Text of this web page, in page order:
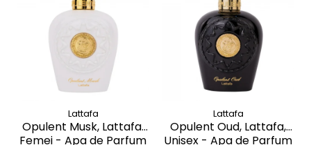
Lattafa
Opulent Musk, Lattafa,
Femei - Apa de Parfum
Lattafa
Opulent Oud, Lattafa,
Unisex - Apa de Parfum